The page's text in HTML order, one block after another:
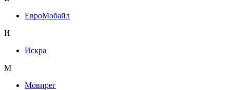
ЕвроМобайл
И
Искра
М
Мовирег